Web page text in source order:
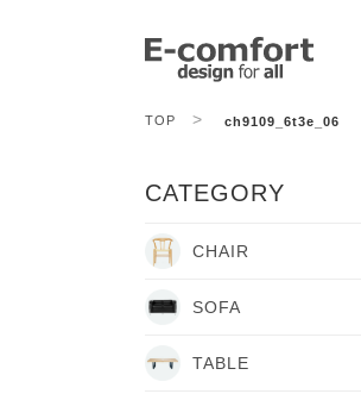
TOP > ch9109_6t3e_06
CATEGORY
CHAIR
SOFA
TABLE